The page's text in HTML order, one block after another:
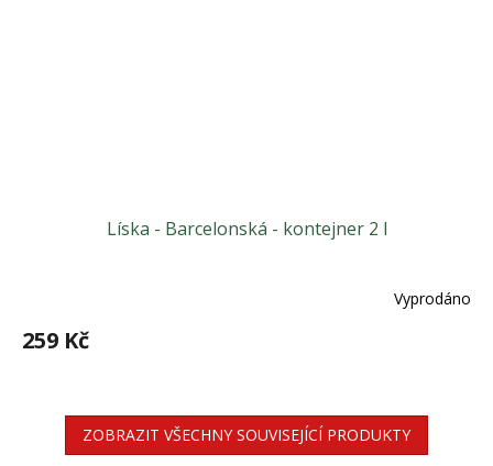
Líska - Barcelonská - kontejner 2 l
Vyprodáno
259 Kč
ZOBRAZIT VŠECHNY SOUVISEJÍCÍ PRODUKTY